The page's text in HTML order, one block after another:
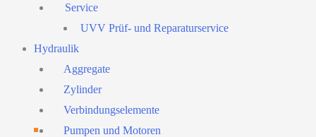
Service
UVV Prüf- und Reparaturservice
Hydraulik
Aggregate
Zylinder
Verbindungselemente
Pumpen und Motoren